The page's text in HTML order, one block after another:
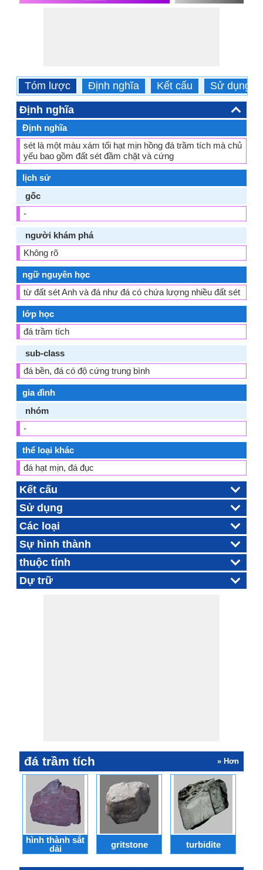
Tóm lược Định nghĩa Kết cấu Sử dụng
Định nghĩa
Định nghĩa
sét là một màu xám tối hạt mịn hồng đá trầm tích mà chủ
yếu bao gồm đất sét đầm chặt và cứng
lịch sử
gốc
-
người khám phá
Không rõ
ngữ nguyên học
từ đất sét Anh và đá như đá có chứa lượng nhiều đất sét
lớp học
đá trầm tích
sub-class
đá bền, đá có độ cứng trung bình
gia đình
nhóm
-
thể loại khác
đá hạt mịn, đá đục
Kết cấu
Sử dụng
Các loại
Sự hình thành
thuộc tính
Dự trữ
đá trầm tích » Hơn
hình thành sắt
dải
gritstone turbidite